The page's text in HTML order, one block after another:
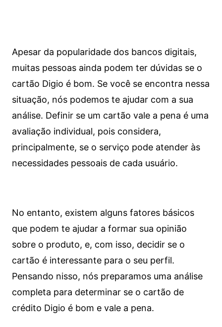
Apesar da popularidade dos bancos digitais,
muitas pessoas ainda podem ter dúvidas se o
cartão Digio é bom. Se você se encontra nessa
situação, nós podemos te ajudar com a sua
análise. Definir se um cartão vale a pena é uma
avaliação individual, pois considera,
principalmente, se o serviço pode atender às
necessidades pessoais de cada usuário.
No entanto, existem alguns fatores básicos
que podem te ajudar a formar sua opinião
sobre o produto, e, com isso, decidir se o
cartão é interessante para o seu perfil.
Pensando nisso, nós preparamos uma análise
completa para determinar se o cartão de
crédito Digio é bom e vale a pena.